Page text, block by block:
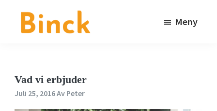
huvudinnehåll
sidfot
Meny
Vad vi erbjuder
Juli 25, 2016Av Peter